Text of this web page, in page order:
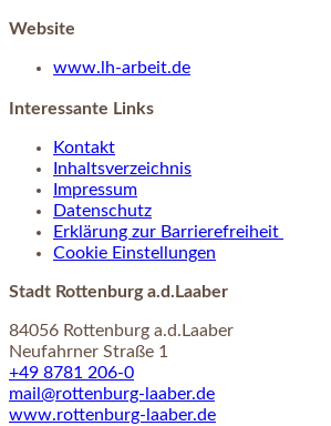
Website
www.lh-arbeit.de
Interessante Links
Kontakt
Inhaltsverzeichnis
Impressum
Datenschutz
Erklärung zur Barrierefreiheit
Cookie Einstellungen
Stadt Rottenburg a.d.Laaber
84056 Rottenburg a.d.Laaber
Neufahrner Straße 1
+49 8781 206-0
mail@rottenburg-laaber.de
www.rottenburg-laaber.de